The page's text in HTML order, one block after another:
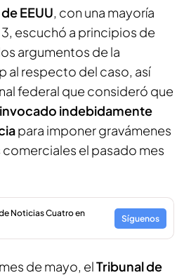
EEUU, con una mayoría
escuchó a principios de
argumentos de la
al respecto del caso, así
federal que consideró que
indebidamente
para imponer gravámenes
el pasado mes
Noticias Cuatro en
Síguenos
de mayo, elTribunal de